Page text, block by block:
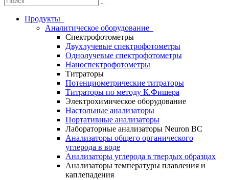
Продукты
Аналитическое оборудование
Спектрофотометры
Двухлучевые спектрофотометры
Однолучевые спектрофотометры
Наноспектрофотометры
Титраторы
Потенциометрические титраторы
Титраторы по методу К.Фишера
Электрохимическое оборудование
Настольные анализаторы
Портативные анализаторы
Лабораторные анализаторы Neuron BC
Анализаторы общего органического
углерода в воде
Анализаторы углерода в твердых образцах
Анализаторы температуры плавления и
каплепадения